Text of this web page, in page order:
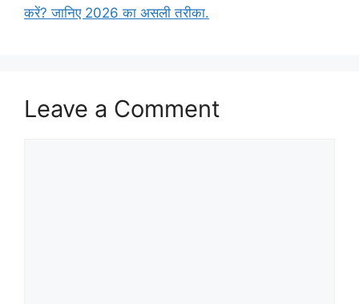
करें? जानिए 2026 का असली तरीका.
Leave a Comment